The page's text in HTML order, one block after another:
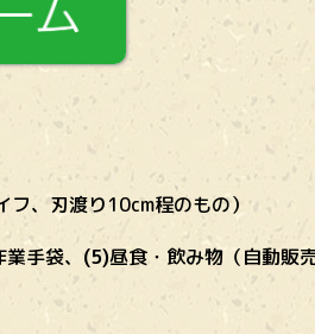
、刃渡り10cm程のもの）
手袋、 (5)昼食・飲み物（自動販